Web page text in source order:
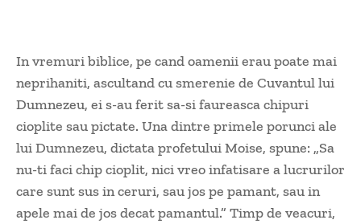
In vremuri biblice, pe cand oamenii erau poate mai
neprihaniti, ascultand cu smerenie de Cuvantul lui
Dumnezeu, ei s-au ferit sa-si faureasca chipuri
cioplite sau pictate. Una dintre primele porunci ale
lui Dumnezeu, dictata profetului Moise, spune: „Sa
nu-ti faci chip cioplit, nici vreo infatisare a lucrurilor
care sunt sus in ceruri, sau jos pe pamant, sau in
apele mai de jos decat pamantul.” Timp de veacuri,